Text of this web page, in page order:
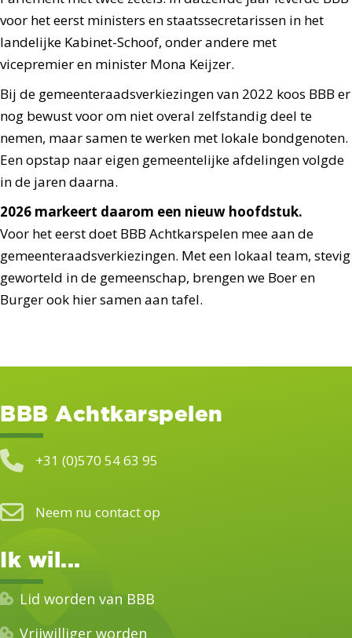
voor het eerst ministers en staatssecretarissen in het
landelijke Kabinet-Schoof, onder andere met
vicepremier en minister Mona Keijzer.
Bij de gemeenteraadsverkiezingen van 2022 koos BBB er
nog bewust voor om niet overal zelfstandig deel te
nemen, maar samen te werken met lokale bondgenoten.
Een opstap naar eigen gemeentelijke afdelingen volgde
in de jaren daarna.
2026 markeert daarom een nieuw hoofdstuk.
Voor het eerst doet BBB Achtkarspelen mee aan de
gemeenteraadsverkiezingen. Met een lokaal team, stevig
geworteld in de gemeenschap, brengen we Boer en
Burger ook hier samen aan tafel.
BBB Achtkarspelen
+31 (0)570 54 63 95
Neem nu contact op
Ik wil...
Lid worden van BBB
Vrijwilliger worden